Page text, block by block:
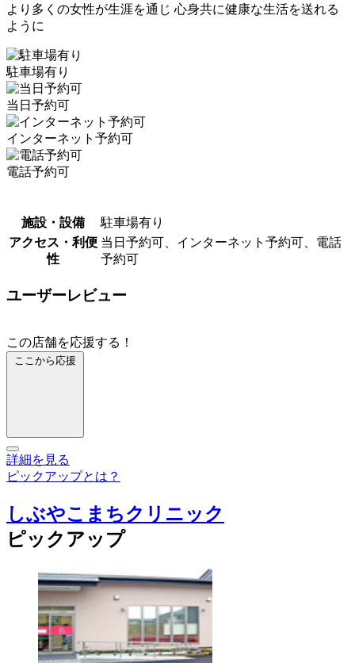
より多くの女性が生涯を通じ 心身共に健康な生活を送れる
ように
駐車場有り
当日予約可
インターネット予約可
電話予約可
施設・設備
駐車場有り
アクセス・利便
性
当日予約可、インターネット予約可、電話
予約可
ユーザーレビュー
この店舗を応援する！
ここから応援
詳細を見る
ピックアップとは？
しぶやこまちクリニック
ピックアップ